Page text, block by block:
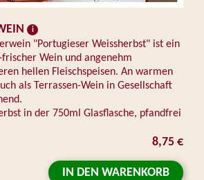
"Portugieser Weissherbst" ist ein
Wein und angenehm
hellen Fleischspeisen. An warmen
als Terrassen-Wein in Gesellschaft
in der 750ml Glasflasche, pfandfrei
8,75 €
IN DEN WARENKORB